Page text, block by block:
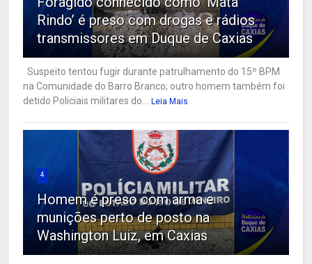
Rindo’ é preso com drogas e rádios
transmissores em Duque de Caxias
Suspeito tentou fugir durante patrulhamento do 15º BPM
na Comunidade do Barro Branco; outro homem também foi
detido Policiais militares do...
Leia Mais
4
Homem é preso com arma e
munições perto de posto na
Washington Luiz, em Caxias